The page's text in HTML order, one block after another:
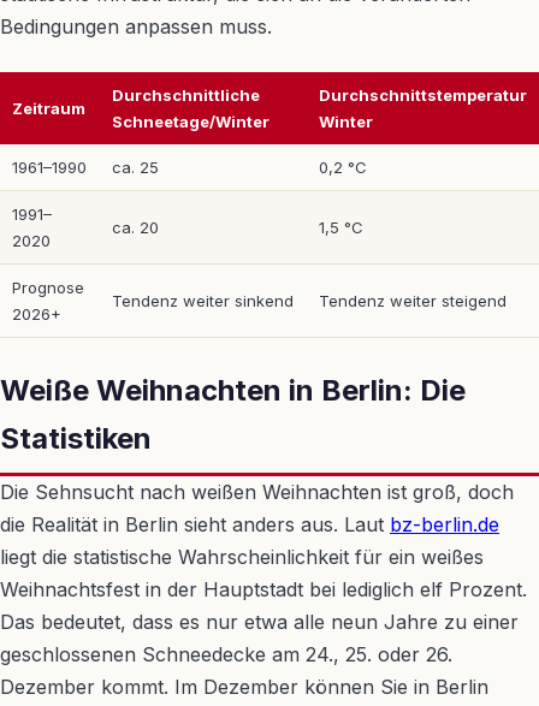
Bedingungen anpassen muss.
Zeitraum
Durchschnittliche
Schneetage/Winter
Durchschnittstemperatur
Winter
1961–1990 ca. 25 0,2 °C
1991–
2020
ca. 20 1,5 °C
Prognose
2026+
Tendenz weiter sinkend Tendenz weiter steigend
Weiße Weihnachten in Berlin: Die
Statistiken
Die Sehnsucht nach weißen Weihnachten ist groß, doch
die Realität in Berlin sieht anders aus. Laut bz-berlin.de
liegt die statistische Wahrscheinlichkeit für ein weißes
Weihnachtsfest in der Hauptstadt bei lediglich elf Prozent.
Das bedeutet, dass es nur etwa alle neun Jahre zu einer
geschlossenen Schneedecke am 24., 25. oder 26.
Dezember kommt. Im Dezember können Sie in Berlin